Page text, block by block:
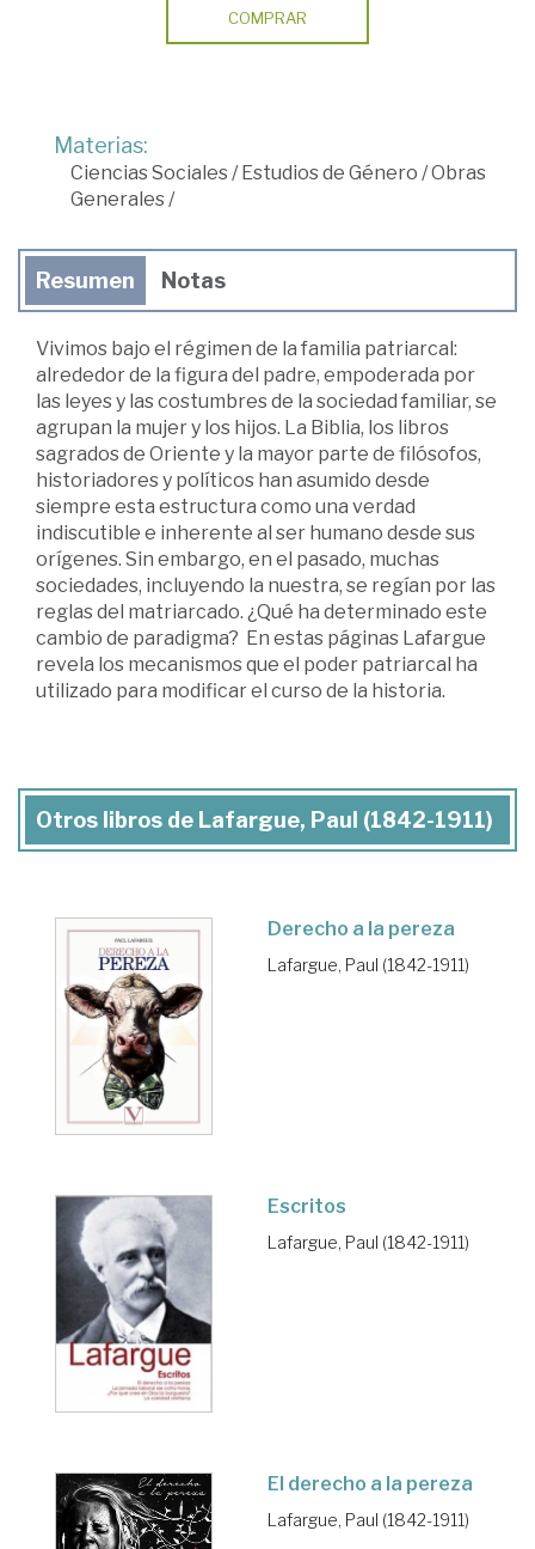
COMPRAR
Materias:
Ciencias Sociales/Estudios de Género /Obras
Generales/
Resumen Notas
Vivimos bajo el régimen de la familia patriarcal:
alrededor de la figura del padre, empoderada por
las leyes y las costumbres de la sociedad familiar, se
agrupan la mujer y los hijos. La Biblia, los libros
sagrados de Oriente y la mayor parte de filósofos,
historiadores y políticos han asumido desde
siempre esta estructura como una verdad
indiscutible e inherente al ser humano desde sus
orígenes. Sin embargo, en el pasado, muchas
sociedades, incluyendo la nuestra, se regían por las
reglas del matriarcado. ¿Qué ha determinado este
cambio de paradigma? En estas páginas Lafargue
revela los mecanismos que el poder patriarcal ha
utilizado para modificar el curso de la historia.
Otros libros de Lafargue, Paul (1842-1911)
Derecho a la pereza
Lafargue, Paul (1842-1911)
Escritos
Lafargue, Paul (1842-1911)
El derecho a la pereza
Lafargue, Paul (1842-1911)